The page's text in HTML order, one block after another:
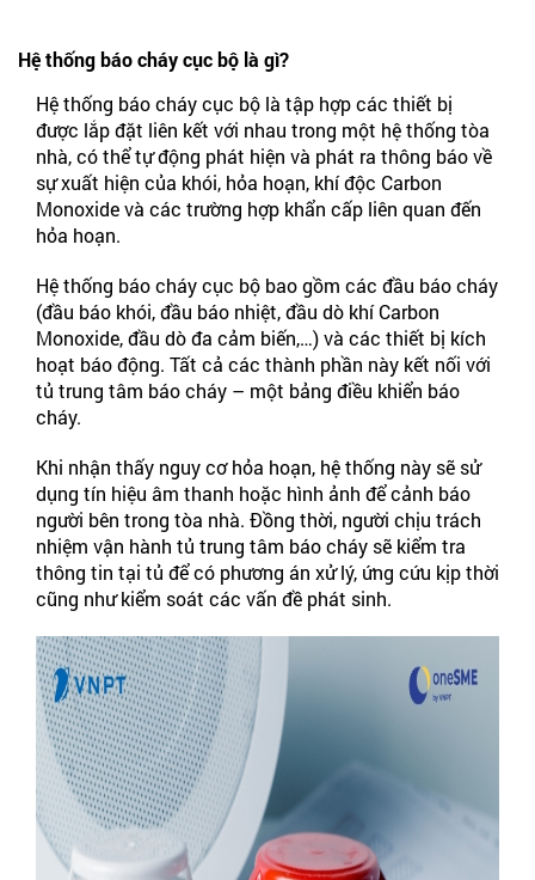
Hệ thống báo cháy cục bộ là gì?
Hệ thống báo cháy cục bộ là tập hợp các thiết bị
được lắp đặt liên kết với nhau trong một hệ thống tòa
nhà, có thể tự động phát hiện và phát ra thông báo về
sự xuất hiện của khói, hỏa hoạn, khí độc Carbon
Monoxide và các trường hợp khẩn cấp liên quan đến
hỏa hoạn.
Hệ thống báo cháy cục bộ bao gồm các đầu báo cháy
(đầu báo khói, đầu báo nhiệt, đầu dò khí Carbon
Monoxide, đầu dò đa cảm biến,…) và các thiết bị kích
hoạt báo động. Tất cả các thành phần này kết nối với
tủ trung tâm báo cháy – một bảng điều khiển báo
cháy.
Khi nhận thấy nguy cơ hỏa hoạn, hệ thống này sẽ sử
dụng tín hiệu âm thanh hoặc hình ảnh để cảnh báo
người bên trong tòa nhà. Đồng thời, người chịu trách
nhiệm vận hành tủ trung tâm báo cháy sẽ kiểm tra
thông tin tại tủ để có phương án xử lý, ứng cứu kịp thời
cũng như kiểm soát các vấn đề phát sinh.